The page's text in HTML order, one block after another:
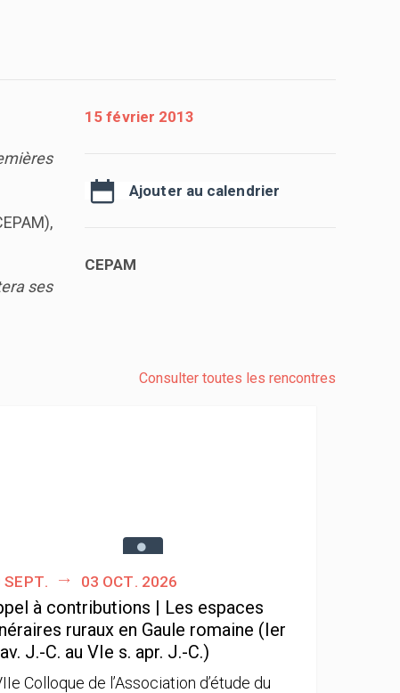
ses
15 février 2013
Ajouter au calendrier
CEPAM
Consulter toutes les rencontres
sept. 03 oct. 2026
à contributions | Les espaces
ruraux en Gaule romaine (Ier
J.-C. au VIe s. apr. J.-C.)
Colloque de l’Association d’étude du